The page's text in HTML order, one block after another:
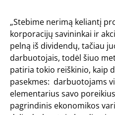
„Stebime nerimą keliantį
korporacijų savininkai ir
pelną iš dividendų, tačiau
darbuotojais, todėl šiuo
patiria tokio reiškinio, kaip
pasekmes: darbuotojams
elementarius savo
pagrindinis ekonomikos